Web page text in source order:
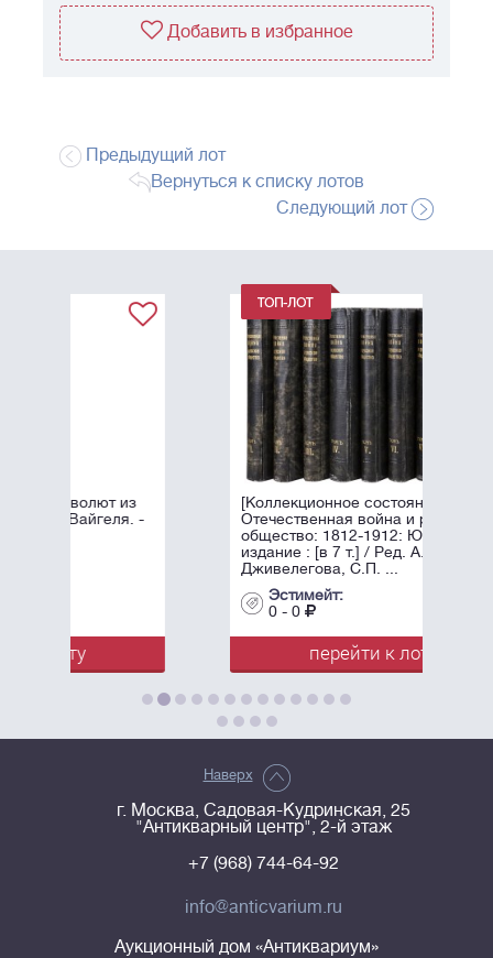
Добавить в избранное
Предыдущий лот
Вернуться к списку лотов
Следующий лот
[Коллекционное состояние].
Отечественная война и русское
общество: 1812-1912: Юбилейное
издание : [в 7 т.] / Ред. А.К.
Дживелегова, С.П. ...
перейти к лоту
Наверх
г. Москва, Садовая-Кудринская, 25
"Антикварный центр", 2-й этаж
+7 (968) 744-64-92
info@anticvarium.ru
Аукционный дом «Антиквариум»